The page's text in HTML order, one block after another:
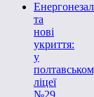
та
нові
укриття:
у
ліцеї
№29